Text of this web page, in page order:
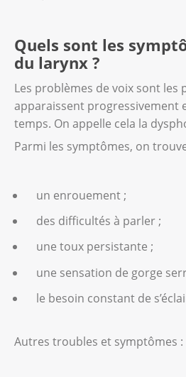
Quels sont les
du larynx ?
Les problèmes de voix sont les
apparaissent progressivement
temps. On appelle cela la
Parmi les symptômes, on
un enrouement ;
des difficultés à parler ;
une toux persistante ;
une sensation de gorge
le besoin constant de
Autres troubles et symptômes :